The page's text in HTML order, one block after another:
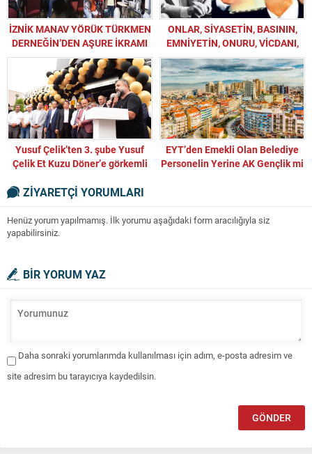
İZNİK MANAV YÖRÜK TÜRKMEN
DERNEĞİN’DEN AŞURE İKRAMI
ONLAR, SİYASETİN, BASININ,
EMNİYETİN, ONURU, VİCDANI,
YİĞİTLİĞİ, YETKİNLİĞİ,
SAYGINLIĞI VE DÜRÜSTLÜĞÜ
TEMSİL EDEN
AYDINLARIYDILAR.
Yusuf Çelik’ten 3. şube Yusuf
Çelik Et Kuzu Döner’e görkemli
EYT’den Emekli Olan Belediye
Personelin Yerine AK Gençlik mi
ZİYARETÇİ YORUMLARI
Henüz yorum yapılmamış. İlk yorumu aşağıdaki form aracılığıyla siz
yapabilirsiniz.
BİR YORUM YAZ
Daha sonraki yorumlarımda kullanılması için adım, e-posta adresim ve
site adresim bu tarayıcıya kaydedilsin.